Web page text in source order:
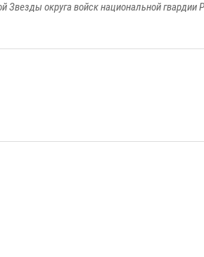
округа войск национальной гвардии